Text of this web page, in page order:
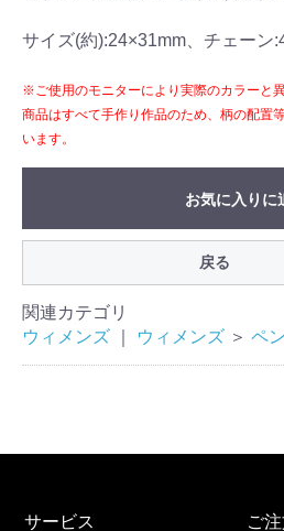
サイズ(約):24×31mm、チェーン
※ご使用のモニターにより実際のカラーと
商品はすべて手作り作品のため、柄の配置
います。
お気に入りに
戻る
関連カテゴリ
ウィメンズ
ウィメンズ ＞ ペ
サービス ご